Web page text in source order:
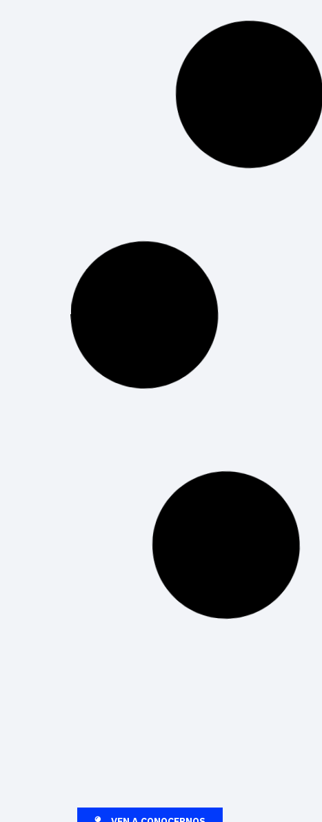
expectativas salariales
En Epitech, con más de 20 años formando a
expertos en informática, nos hemos
consolidado como una institución de referencia
en el ámbito tecnológico y digital. Nuestro
Erasmus: saca partido a tu
formación en tecnología
alrededor del mundo
Todos sabemos lo que es el Erasmus y de la
experiencia inolvidable y enriquecedora que
resulta para la gran mayoría que decide
aventurarse en este recorrido académico, pero,
¿cuáles son
Digital Talent Flight: Hackathon
a bordo con Vueling y
MWCapital
Hackathon a bordo con Vueling y Mobile World
Capital En menos de una semana, el 4 de
marzo de 2025, se llevará a cabo el Digital
Talent Flight. Más de